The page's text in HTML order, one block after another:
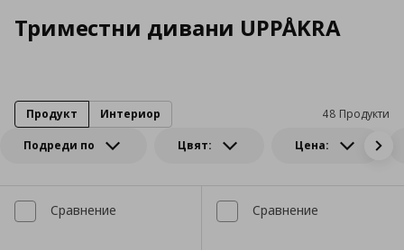
Триместни дивани UPPÅKRA
Подреди по Цвят: Цена:
48 Продукти
Продукт Интериор
Сравнение Сравнение